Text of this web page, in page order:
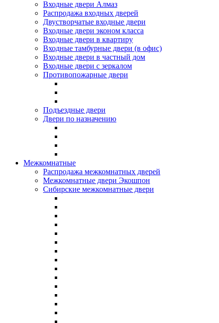
Входные двери Алмаз
Распродажа входных дверей
Двустворчатые входные двери
Входные двери эконом класса
Входные двери в квартиру
Входные тамбурные двери (в офис)
Входные двери в частный дом
Входные двери с зеркалом
Противопожарные двери
Подъездные двери
Двери по назначению
Межкомнатные
Распродажа межкомнатных дверей
Межкомнатные двери Экошпон
Сибирские межкомнатные двери